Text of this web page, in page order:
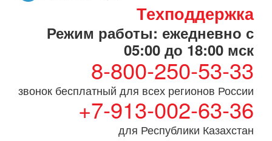
Техподдержка
Режим работы: ежедневно с
05:00 до 18:00 мск
8-800-250-53-33
звонок бесплатный для всех регионов России
+7-913-002-63-36
для Республики Казахстан